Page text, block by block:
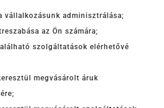
vállalkozásunk adminisztrálása;
az Ön számára;
szolgáltatások elérhetővé
megvásárolt áruk